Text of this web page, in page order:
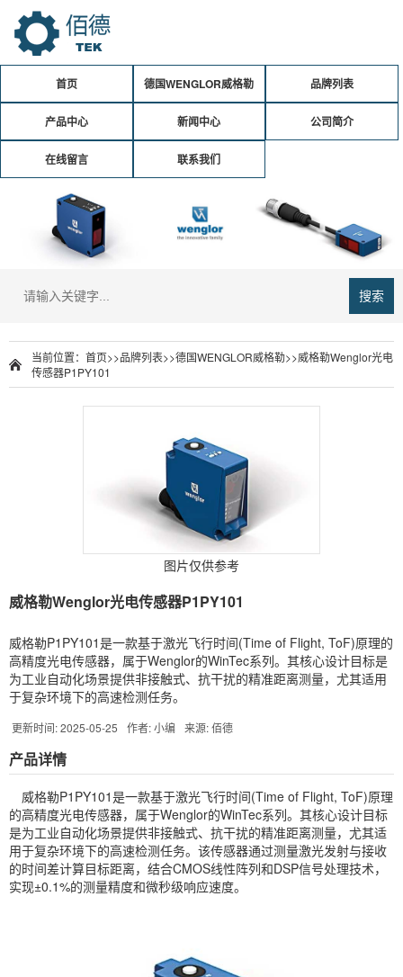
首页 德国WENGLOR威格勒 品牌列表
产品中心 新闻中心 公司简介
在线留言 联系我们
搜索
当前位置： 首页>>品牌列表>>德国WENGLOR威格勒>>威格勒Wenglor光电
传感器P1PY101
图片仅供参考
威格勒Wenglor光电传感器P1PY101
威格勒P1PY101是一款基于激光飞行时间(Time of Flight, ToF)原理的
高精度光电传感器，属于Wenglor的WinTec系列。其核心设计目标是
为工业自动化场景提供非接触式、抗干扰的精准距离测量，尤其适用
于复杂环境下的高速检测任务。
更新时间: 2025-05-25 作者: 小编 来源: 佰德
产品详情
威格勒P1PY101是一款基于激光飞行时间(Time of Flight, ToF)原理
的高精度光电传感器，属于Wenglor的WinTec系列。其核心设计目标
是为工业自动化场景提供非接触式、抗干扰的精准距离测量，尤其适
用于复杂环境下的高速检测任务。该传感器通过测量激光发射与接收
的时间差计算目标距离，结合CMOS线性阵列和DSP信号处理技术，
实现±0.1%的测量精度和微秒级响应速度。